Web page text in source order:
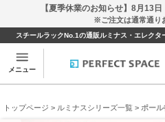
【夏季休業のお知らせ】8月13
※ご注文は通常通り
スチールラックNo.1の通販ルミナス・エレク
メニュー
トップページ > ルミナスシリーズ一覧 > ポー